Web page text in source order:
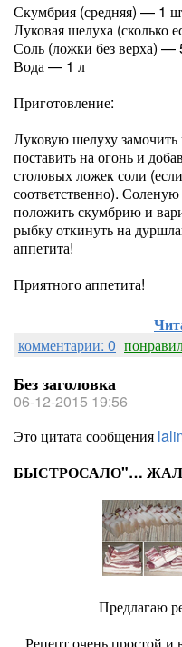
Скумбрия (средняя) — 1
Луковая шелуха (сколько
Соль (ложки без верха) —
Вода — 1 л
Приготовление:
Луковую шелуху
поставить на огонь и
столовых ложек соли
соответственно).
положить скумбрию и
рыбку откинуть на
аппетита!
Приятного аппетита!
комментарии: 0
Без заголовка
06-12-2015 19:56
Это цитата сообщения
БЫСТРОСАЛО"…
Предлагаю